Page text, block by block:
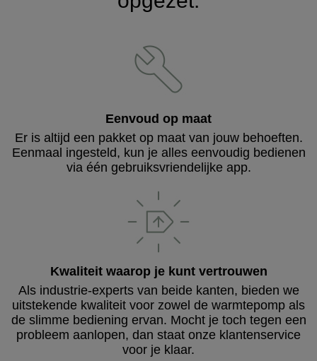
Eenvoud op maat
Er is altijd een pakket op maat van jouw behoeften.
Eenmaal ingesteld, kun je alles eenvoudig bedienen
via één gebruiksvriendelijke app.
Kwaliteit waarop je kunt vertrouwen
Als industrie-experts van beide kanten, bieden we
uitstekende kwaliteit voor zowel de warmtepomp als
de slimme bediening ervan. Mocht je toch tegen een
probleem aanlopen, dan staat onze klantenservice
voor je klaar.